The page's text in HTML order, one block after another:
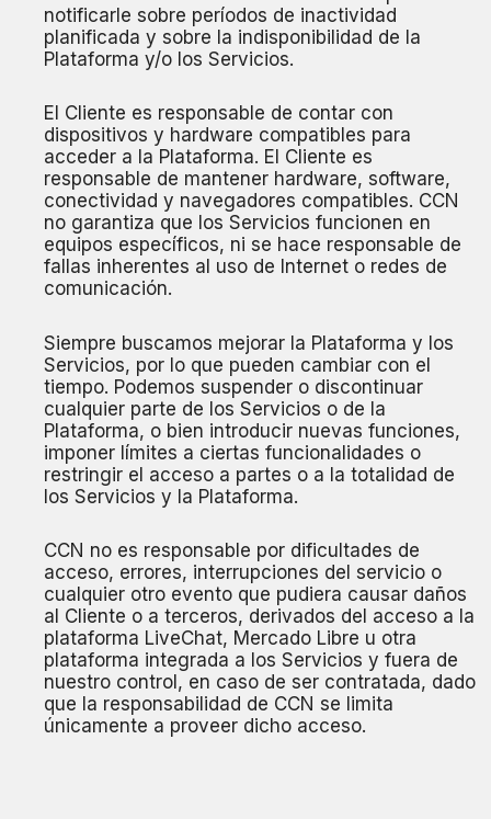
notificarle sobre períodos de inactividad
planificada y sobre la indisponibilidad de la
Plataforma y/o los Servicios.
El Cliente es responsable de contar con
dispositivos y hardware compatibles para
acceder a la Plataforma. El Cliente es
responsable de mantener hardware, software,
conectividad y navegadores compatibles. CCN
no garantiza que los Servicios funcionen en
equipos específicos, ni se hace responsable de
fallas inherentes al uso de Internet o redes de
comunicación.
Siempre buscamos mejorar la Plataforma y los
Servicios, por lo que pueden cambiar con el
tiempo. Podemos suspender o discontinuar
cualquier parte de los Servicios o de la
Plataforma, o bien introducir nuevas funciones,
imponer límites a ciertas funcionalidades o
restringir el acceso a partes o a la totalidad de
los Servicios y la Plataforma.
CCN no es responsable por dificultades de
acceso, errores, interrupciones del servicio o
cualquier otro evento que pudiera causar daños
al Cliente o a terceros, derivados del acceso a la
plataforma LiveChat, Mercado Libre u otra
plataforma integrada a los Servicios y fuera de
nuestro control, en caso de ser contratada, dado
que la responsabilidad de CCN se limita
únicamente a proveer dicho acceso.